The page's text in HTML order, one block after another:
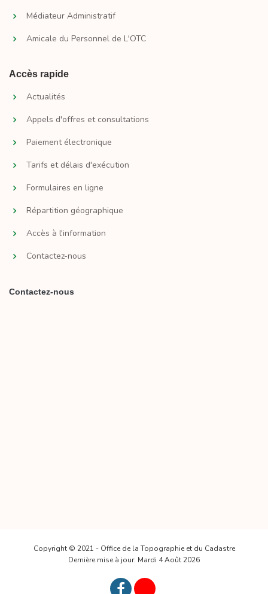
Médiateur Administratif
Amicale du Personnel de L'OTC
Accès rapide
Actualités
Appels d'offres et consultations
Paiement électronique
Tarifs et délais d'exécution
Formulaires en ligne
Répartition géographique
Accès à l'information
Contactez-nous
Contactez-nous
Copyright © 2021 - Office de la Topographie et du Cadastre
Dernière mise à jour: Mardi 4 Août 2026